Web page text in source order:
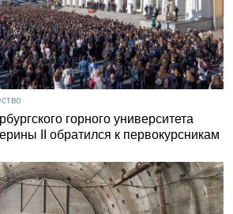
горного университета
II обратился к первокурсникам